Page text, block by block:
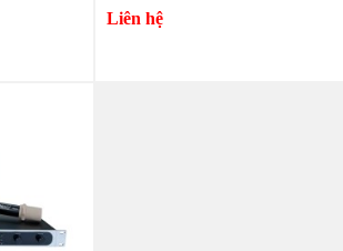
Liên hệ